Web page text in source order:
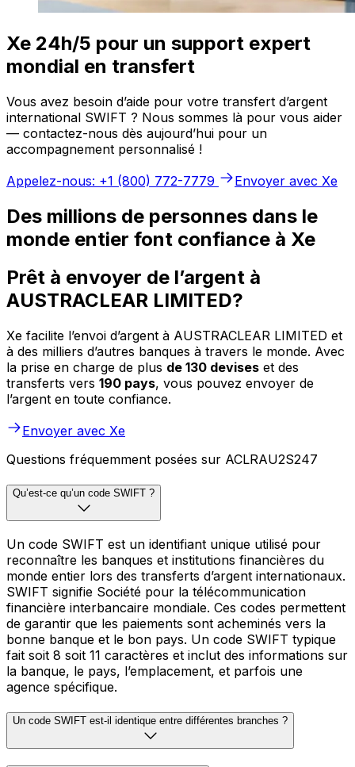
Xe 24h/5 pour un support expert
mondial en transfert
Vous avez besoin d’aide pour votre transfert d’argent
international SWIFT ? Nous sommes là pour vous aider
— contactez-nous dès aujourd’hui pour un
accompagnement personnalisé !
Appelez-nous: +1 (800) 772-7779
Envoyer avec Xe
Des millions de personnes dans le
monde entier font confiance à Xe
Prêt à envoyer de l’argent à
AUSTRACLEAR LIMITED?
Xe facilite l’envoi d’argent à AUSTRACLEAR LIMITED et
à des milliers d’autres banques à travers le monde. Avec
la prise en charge de plus de 130 devises et des
transferts vers 190 pays, vous pouvez envoyer de
l’argent en toute confiance.
Envoyer avec Xe
Questions fréquemment posées sur ACLRAU2S247
Qu’est-ce qu’un code SWIFT ?
Un code SWIFT est un identifiant unique utilisé pour
reconnaître les banques et institutions financières du
monde entier lors des transferts d’argent internationaux.
SWIFT signifie Société pour la télécommunication
financière interbancaire mondiale. Ces codes permettent
de garantir que les paiements sont acheminés vers la
bonne banque et le bon pays. Un code SWIFT typique
fait soit 8 soit 11 caractères et inclut des informations sur
la banque, le pays, l’emplacement, et parfois une
agence spécifique.
Un code SWIFT est-il identique entre différentes branches ?